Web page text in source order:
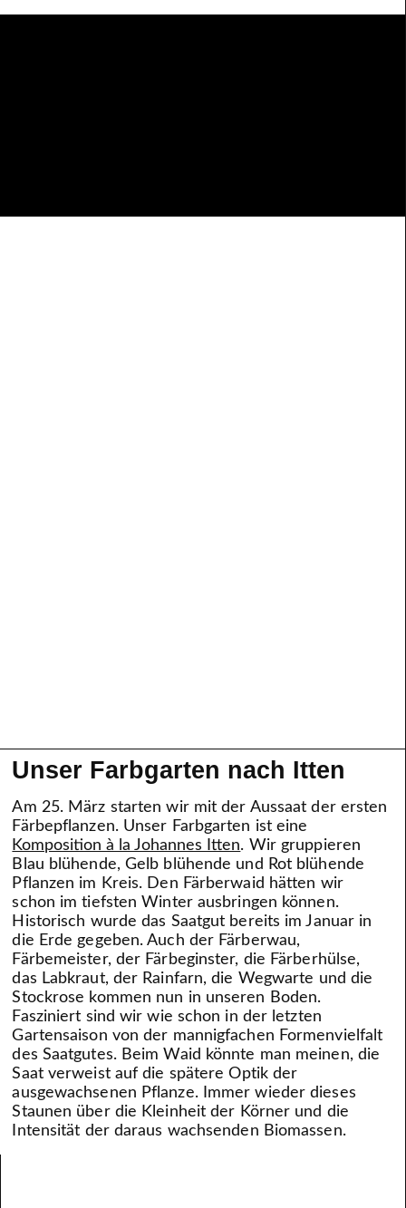
Unser Farbgarten nach Itten
Am 25. März starten wir mit der Aussaat der ersten
Färbepflanzen. Unser Farbgarten ist eine
Komposition à la Johannes Itten. Wir gruppieren
Blau blühende, Gelb blühende und Rot blühende
Pflanzen im Kreis. Den Färberwaid hätten wir
schon im tiefsten Winter ausbringen können.
Historisch wurde das Saatgut bereits im Januar in
die Erde gegeben. Auch der Färberwau,
Färbemeister, der Färbeginster, die Färberhülse,
das Labkraut, der Rainfarn, die Wegwarte und die
Stockrose kommen nun in unseren Boden.
Fasziniert sind wir wie schon in der letzten
Gartensaison von der mannigfachen Formenvielfalt
des Saatgutes. Beim Waid könnte man meinen, die
Saat verweist auf die spätere Optik der
ausgewachsenen Pflanze. Immer wieder dieses
Staunen über die Kleinheit der Körner und die
Intensität der daraus wachsenden Biomassen.